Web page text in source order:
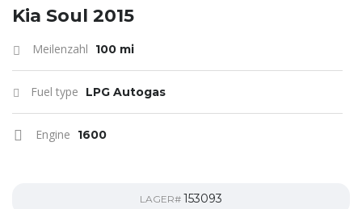
Kia Soul 2015
Meilenzahl 100 mi
Fuel type LPG Autogas
Engine 1600
LAGER# 153093